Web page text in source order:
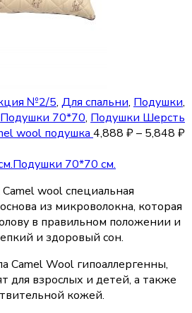
№2/5, Для спальни, Подушки,
Подушки 70*70, Подушки Шерсть
wool подушка 4,888 ₽– 5,848 ₽
Подушки 70*70 см.
wool специальная
из микроволокна, которая
в правильном положении и
и здоровый сон.
Camel Wool гипоаллергенны,
для взрослых и детей, а также
кожей.